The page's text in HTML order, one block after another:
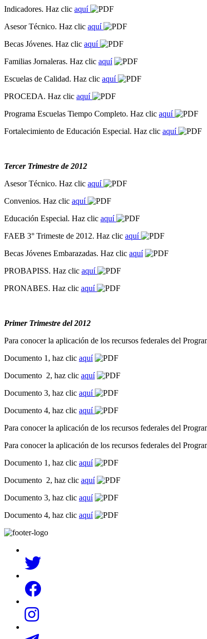
Indicadores. Haz clic aquí
Asesor Técnico. Haz clic aquí
Becas Jóvenes. Haz clic aquí
Familias Jornaleras. Haz clic aquí
Escuelas de Calidad. Haz clic aquí
PROCEDA. Haz clic aquí
Programa Escuelas Tiempo Completo. Haz clic aquí
Fortalecimiento de Educación Especial. Haz clic aquí
Tercer Trimestre de 2012
Asesor Técnico. Haz clic aquí
Convenios. Haz clic aquí
Educación Especial. Haz clic aquí
FAEB 3° Trimeste de 2012. Haz clic aquí
Becas Jóvenes Embarazadas. Haz clic aquí
PROBAPISS. Haz clic aquí
PRONABES. Haz clic aquí
Primer Trimestre del 2012
Para conocer la aplicación de los recursos federales del
Documento 1, haz clic aquí
Documento 2, haz clic aquí
Documento 3, haz clic aquí
Documento 4, haz clic aquí
Para conocer la aplicación de los recursos federales del
Para conocer la aplicación de los recursos federales del
Documento 1, haz clic aquí
Documento 2, haz clic aquí
Documento 3, haz clic aquí
Documento 4, haz clic aquí